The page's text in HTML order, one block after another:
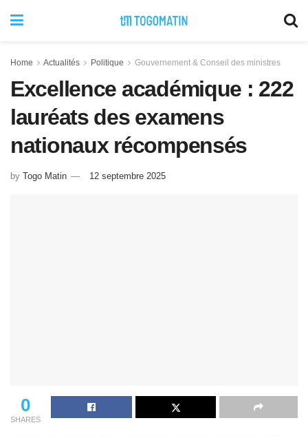
Home Actualités Politique Gouvernement & Conseil des ministres
Excellence académique : 222
lauréats des examens
nationaux récompensés
by Togo Matin 12 septembre 2025
0
SHARES